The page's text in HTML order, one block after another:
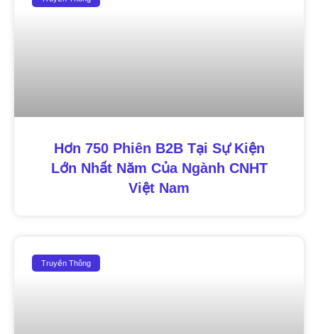
Hơn 750 Phiên B2B Tại Sự Kiện
Lớn Nhất Năm Của Ngành CNHT
Việt Nam
Truyền Thông